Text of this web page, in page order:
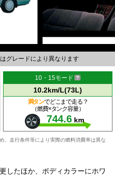
グレードにより異なります
10・15モード
10.2km/L(73L)
満タンでどこまで走る？
（燃費×タンク容量）
744.6 km
、走行条件等により実際の燃料消費率は異な
したほか、ボディカラーにホワ